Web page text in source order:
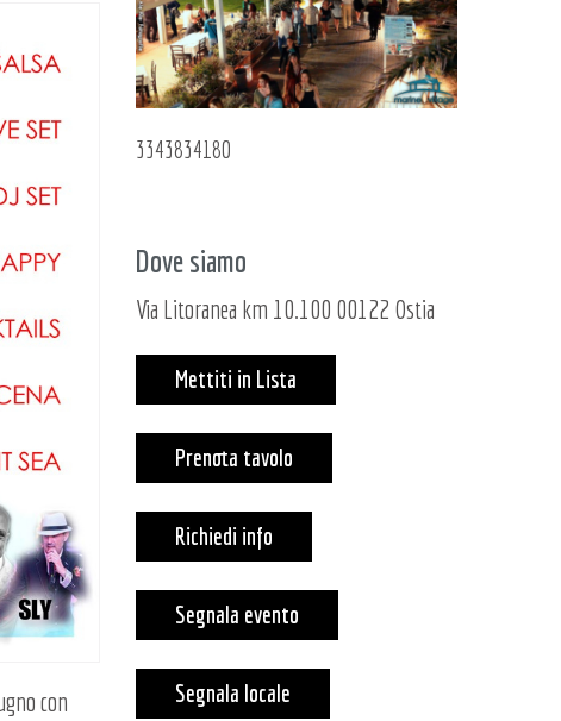
con
3343834180
Dove siamo
Via Litoranea km 10.100 00122 Ostia
Mettiti in Lista
Prenota tavolo
Richiedi info
Segnala evento
Segnala locale